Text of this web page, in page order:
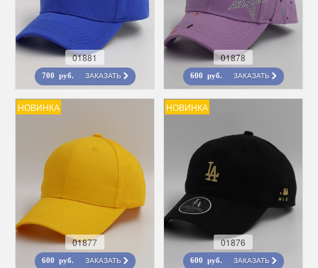
01881
700 руб. ЗАКАЗАТЬ
01878
600 руб. ЗАКАЗАТЬ
НОВИНКА
01877
600 руб. ЗАКАЗАТЬ
НОВИНКА
01876
600 руб. ЗАКАЗАТЬ